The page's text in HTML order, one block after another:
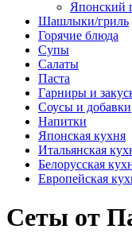
Японский
Шашлыки/гриль
Горячие блюда
Супы
Салаты
Паста
Гарниры и
Соусы и добавки
Напитки
Японская кухня
Итальянская
Белорусская
Европейская
Сеты от